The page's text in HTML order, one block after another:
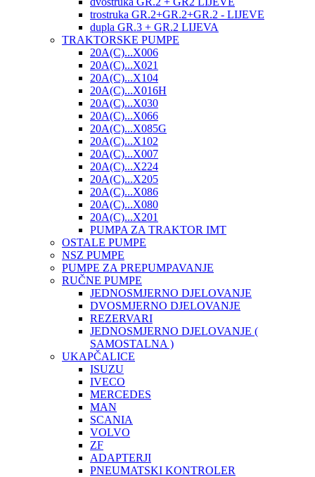
trostruka GR.2+GR.2+GR.2 - LIJEVE
dupla GR.3 + GR.2 LIJEVA
TRAKTORSKE PUMPE
20A(C)...X006
20A(C)...X021
20A(C)...X104
20A(C)...X016H
20A(C)...X030
20A(C)...X066
20A(C)...X085G
20A(C)...X102
20A(C)...X007
20A(C)...X224
20A(C)...X205
20A(C)...X086
20A(C)...X080
20A(C)...X201
PUMPA ZA TRAKTOR IMT
OSTALE PUMPE
NSZ PUMPE
PUMPE ZA PREPUMPAVANJE
RUČNE PUMPE
JEDNOSMJERNO DJELOVANJE
DVOSMJERNO DJELOVANJE
REZERVARI
JEDNOSMJERNO DJELOVANJE (
SAMOSTALNA )
UKAPČALICE
ISUZU
IVECO
MERCEDES
MAN
SCANIA
VOLVO
ZF
ADAPTERJI
PNEUMATSKI KONTROLER